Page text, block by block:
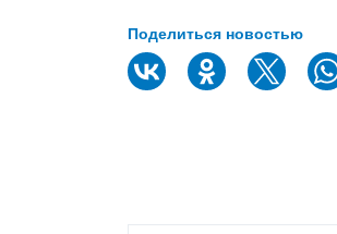
Поделиться новостью